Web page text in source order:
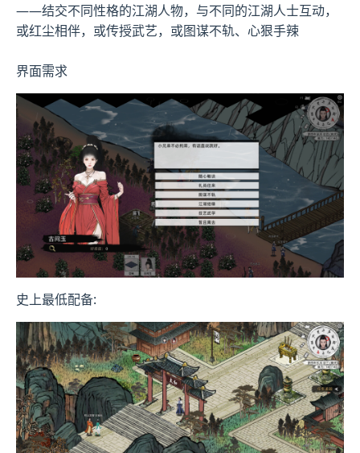
——结交不同性格的江湖人物，与不同的江湖人士互动，
或红尘相伴，或传授武艺，或图谋不轨、心狠手辣
界面需求
史上最低配备: